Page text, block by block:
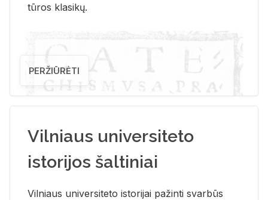
tū­ros kla­si­kų.
PERŽIŪRĖTI
Vilniaus universiteto
istorijos šaltiniai
Vil­niaus uni­ver­si­te­to is­to­ri­jai pa­žin­ti svar­būs